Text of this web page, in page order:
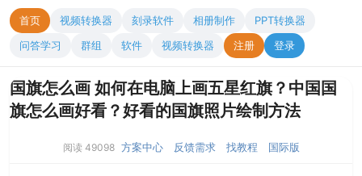
首页 视频转换器 刻录软件 相册制作
PPT转换器
问答学习
群组 软件 视频转换器 注册 登录
国旗怎么画 如何在电脑上画五星红旗？中国国
旗怎么画好看？好看的国旗照片绘制方法
阅读 49098 方案中心 反馈需求 找教程 国际版